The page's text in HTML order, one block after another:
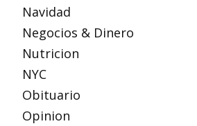
Navidad
Negocios & Dinero
Nutricion
NYC
Obituario
Opinion